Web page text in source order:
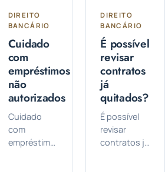
DIREITO
BANCÁRIO
Cuidado
com
empréstimos
não
autorizados
Cuidado
com
empréstimos
DIREITO
BANCÁRIO
É possível
revisar
contratos
já
quitados?
É possível
revisar
contratos já